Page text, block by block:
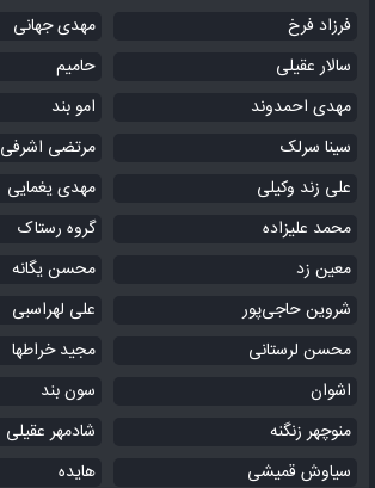
فرزاد فرخ
مهدی جهانی
سالار عقیلی
حامیم
مهدی احمدوند
امو بند
سینا سرلک
مرتضی اشرفی
علی زند وکیلی
مهدی یغمایی
محمد علیزاده
گروه رستاک
معین زد
محسن یگانه
شروین حاجی‌پور
علی لهراسبی
محسن لرستانی
مجید خراطها
اشوان
سون بند
منوچهر زنگنه
شادمهر عقیلی
سیاوش قمیشی
هایده